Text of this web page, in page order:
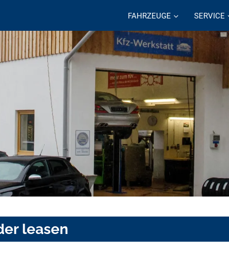
FAHRZEUGE SERVICE
leasen